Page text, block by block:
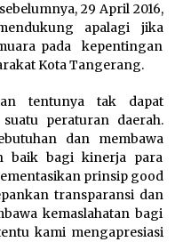
Kebakaran Gedung
Masuk Tahap Akhir,
Jiwa
Dinas Teknis
Layanan
Berjalan
29 April 2016,
apalagi jika
pada kepentingan
Kota Tangerang.
tentunya tak dapat
peraturan daerah.
dan membawa
baik bagi kinerja para
prinsip good
transparansi dan
kemaslahatan bagi
kami mengapresiasi